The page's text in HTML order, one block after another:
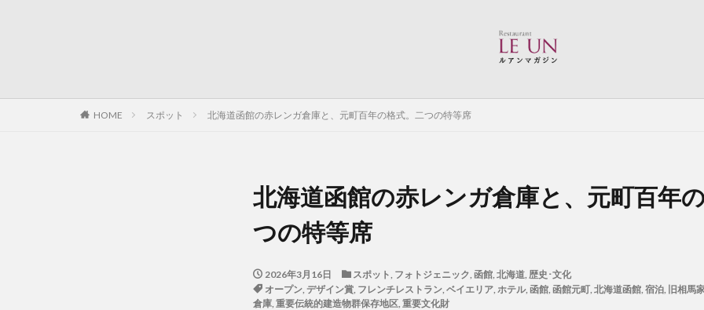
HOME スポット 北海道函館の赤レンガ倉庫と、元町百年の格式。二つの特等席
北海道函館の赤レンガ倉庫と、元町百年
つの特等席
2026年3月16日 スポット, フォトジェニック, 函館, 北海道, 歴史･文化
オープン, デザイン賞, フレンチレストラン, ベイエリア, ホテル, 函館, 函館元町, 北海道函館, 宿泊, 旧相馬
倉庫, 重要伝統的建造物群保存地区, 重要文化財